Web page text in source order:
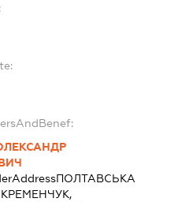
ПОЛТАВСЬКА